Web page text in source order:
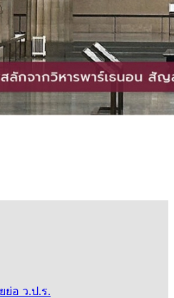
อ ว.ป.ร.